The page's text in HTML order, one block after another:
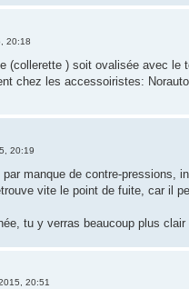
20:18
(collerette ) soit ovalisée avec le
chez les accessoiristes:
20:19
manque de contre-pressions,
vite le point de fuite, car il
tu y verras beaucoup plus clair
20:51